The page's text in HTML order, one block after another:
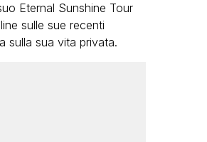
Eternal Sunshine Tour
sulle sue recenti
sulla sua vita privata.